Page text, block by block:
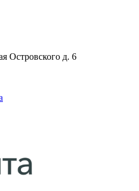
Островского д. 6